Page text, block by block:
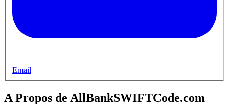
Email
A Propos de AllBankSWIFTCode.com